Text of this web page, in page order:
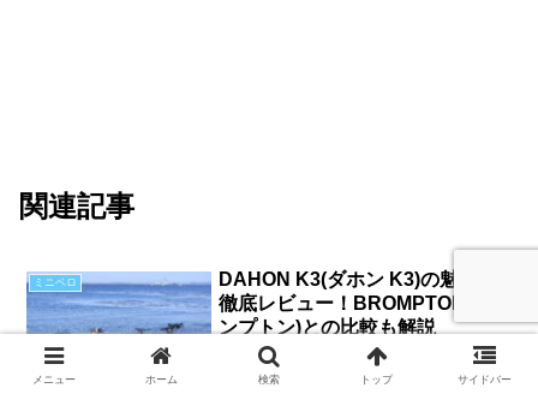
関連記事
ミニベロ
DAHON K3(ダホン K3)の魅力を
徹底レビュー！BROMPTON(ブロ
ンプトン)との比較も解説
ロードバイクと折りたたみ自転車、どち
らも愛用している私が日常のパートナー
メニュー ホーム 検索 トップ サイドバー